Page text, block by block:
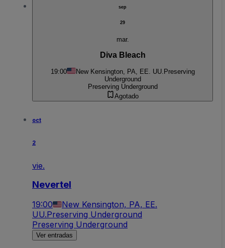
sep
29
mar.
Diva Bleach
19:00 New Kensington, PA, EE. UU. Preserving
Underground
Preserving Underground
Agotado
oct
2
vie.
Nevertel
19:00
New Kensington, PA, EE.
UU.Preserving Underground
Preserving Underground
Ver entradas